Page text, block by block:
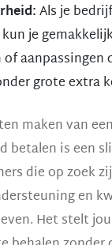
Als je
je
aanpassingen
grote extra
maken van
betalen is een
die op zoek
en
Het stelt